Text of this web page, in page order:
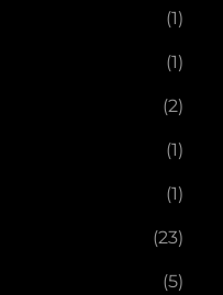
(1)
(1)
(2)
(1)
(1)
(23)
(5)